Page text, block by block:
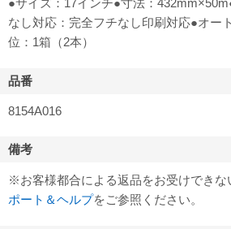
●サイズ：17インチ●寸法：
なし対応：完全フチなし印刷対応●オー
位：1箱（2本）
品番
8154A016
備考
※お客様都合による返品をお受けできな
ポート＆ヘルプをご参照ください。